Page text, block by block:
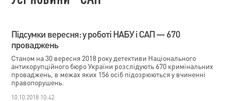
Підсумки вересня: у роботі НАБУ і САП — 670
проваджень
Cтаном на 30 вересня 2018 року детективи Національного
антикорупційного бюро України розслідують 670 кримінальних
проваджень, в межах яких 156 осіб підозрюються у вчиненні
правопорушень.
10.10.2018 10:42